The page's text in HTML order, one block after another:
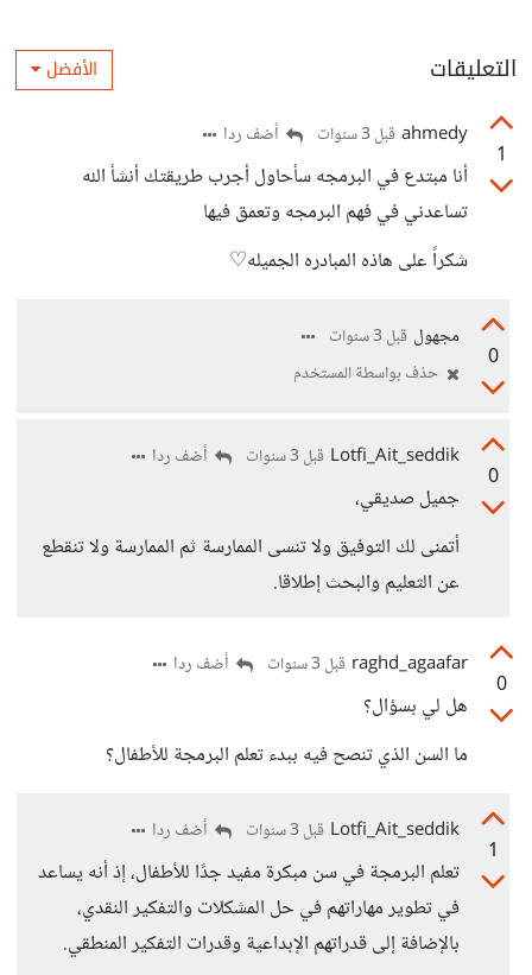
التعليقات الأفضل
1
ahmedy قبل 3 سنوات أضف ردا
أنا مبتدع في البرمجه سأحاول أجرب طريقتك أنشأ الله
تساعدني في فهم البرمجه وتعمق فيها
شكراً على هاذه المبادره الجميله♡
0
مجهول قبل 3 سنوات
حذف بواسطة المستخدم
0
Lotfi_Ait_seddik قبل 3 سنوات أضف ردا
جميل صديقي،
أتمنى لك التوفيق ولا تنسى الممارسة ثم الممارسة ولا تنقطع
عن التعليم والبحث إطلاقا.
0
raghd_agaafar قبل 3 سنوات أضف ردا
هل لي بسؤال؟
ما السن الذي تنصح فيه ببدء تعلم البرمجة للأطفال؟
1
Lotfi_Ait_seddik قبل 3 سنوات أضف ردا
تعلم البرمجة في سن مبكرة مفيد جدًا للأطفال، إذ أنه يساعد
في تطوير مهاراتهم في حل المشكلات والتفكير النقدي،
بالإضافة إلى قدراتهم الإبداعية وقدرات التفكير المنطقي.